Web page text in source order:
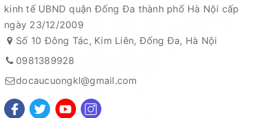
kinh tế UBND quận Đống Đa thành phố Hà Nội cấp
ngày 23/12/2009
Số 10 Đông Tác, Kim Liên, Đống Đa, Hà Nội
0981389928
docaucuongkl@gmail.com